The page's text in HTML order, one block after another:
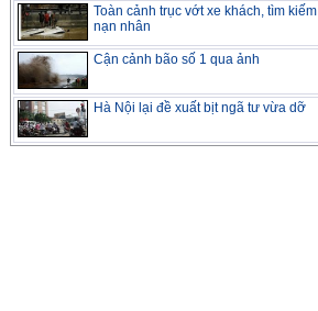
Toàn cảnh trục vớt xe khách, tìm kiếm
nạn nhân
Cận cảnh bão số 1 qua ảnh
Hà Nội lại đề xuất bịt ngã tư vừa dỡ